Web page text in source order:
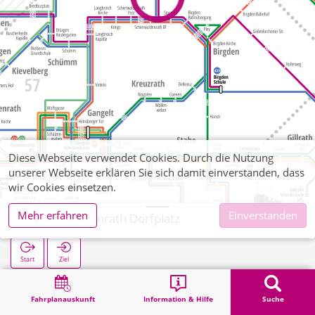
Fahrplanauskunft Information & Hilfe Suche
Schierwaldenrath Dorfplatz
Start Ziel
Schierwaldenrath Dorfplatz
Diese Webseite verwendet Cookies. Durch die Nutzung
unserer Webseite erklären Sie sich damit einverstanden, dass
wir Cookies einsetzen.
Mehr erfahren
Einverstanden